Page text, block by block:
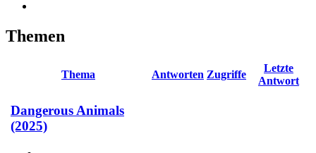
Themen
Thema Antworten Zugriffe
Letzte
Antwort
Dangerous Animals
(2025)